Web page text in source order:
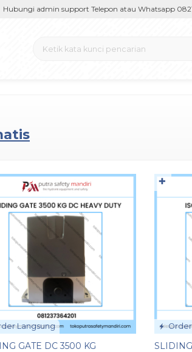
admin support Telepon atau Whatsapp
Langsung
GATE DC 3500 KG
Order
✚